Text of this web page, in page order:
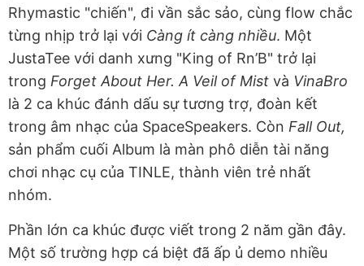
Rhymastic "chiến", đi vần sắc sảo, cùng flow chắc
từng nhịp trở lại với Càng ít càng nhiều. Một
JustaTee với danh xưng "King of Rn’B" trở lại
trong Forget About Her. A Veil of Mist và VinaBro
là 2 ca khúc đánh dấu sự tương trợ, đoàn kết
trong âm nhạc của SpaceSpeakers. Còn Fall Out,
sản phẩm cuối Album là màn phô diễn tài năng
chơi nhạc cụ của TINLE, thành viên trẻ nhất
nhóm.
Phần lớn ca khúc được viết trong 2 năm gần đây.
Một số trường hợp cá biệt đã ấp ủ demo nhiều